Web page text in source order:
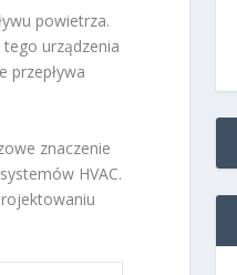
powietrza.
urządzenia
przepływa
znaczenie
HVAC.